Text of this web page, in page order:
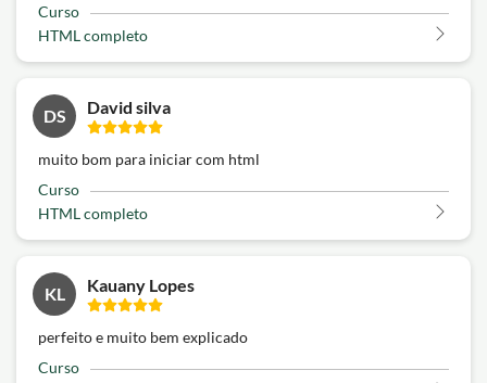
Curso
HTML completo
DS David silva
muito bom para iniciar com html
Curso
HTML completo
KL Kauany Lopes
perfeito e muito bem explicado
Curso